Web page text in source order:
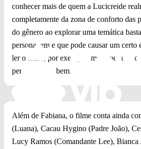
conhecer mais de quem a Lucicreide
completamente da zona de conforto das
do gênero ao explorar uma temática
personagem e que pode causar um certo
ler o título, por exemplo, mas que
perfeitamente bem.
Além de Fabiana, o filme conta ainda
(Luana), Cacau Hygino (Padre João),
Lucy Ramos (Comandante Lee),